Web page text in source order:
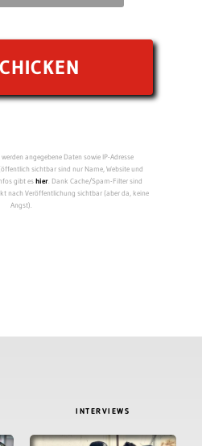
angegebene Daten sowie IP-Adresse
sichtbar sind nur Name, Website und
gibt eshier. Dank Cache/Spam-Filter sind
nach Veröffentlichung sichtbar (aber da, keine
Angst).
INTERVIEWS